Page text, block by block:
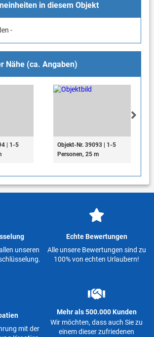
in diesem Objekt
-
Nähe (ca. Angaben)
| 1-5
Objekt-Nr. 39093 | 1-5
Personen, 25 m
unseren
Echte Bewertungen
Alle unsere Bewertungen sind zu
100% von echten Urlaubern!
mit der
Mehr als 500.000 Kunden
Wir möchten, dass auch Sie zu
einem dieser zufriedenen